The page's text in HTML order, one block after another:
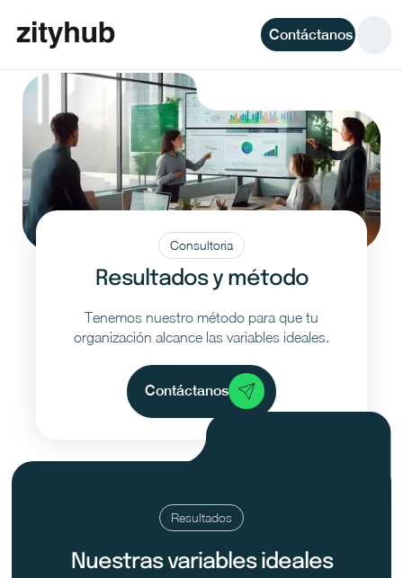
Contáctanos
Consultoria
Resultados y método
Tenemos nuestro método para que tu
organización alcance las variables ideales.
Contáctanos
Resultados
Nuestras variables ideales